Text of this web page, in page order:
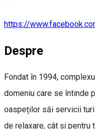
https://
Despre
Fondat în 1994,
domeniu care se întinde
oaspeților săi servicii
de relaxare, cât și pentru